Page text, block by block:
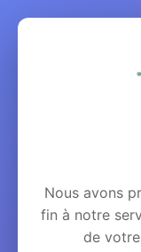
Nous avons
fin à notre
de